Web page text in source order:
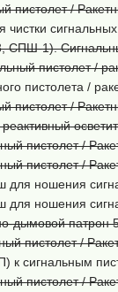
пистолет /
1).
пистолет /
пистолета /
пистолет /
пистолет /
пистолет /
для ношения
для ношения
дымовой патрон
пистолет /
к сигнальным
пистолет /